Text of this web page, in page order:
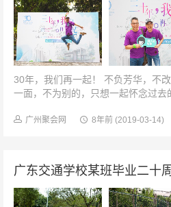
30年，我们再一起！ 不负芳华，不
一面，不为别的，只想一起怀念过
们...广州聚会网 8年前 (2019-03-14)
广东交通学校某班毕业二十